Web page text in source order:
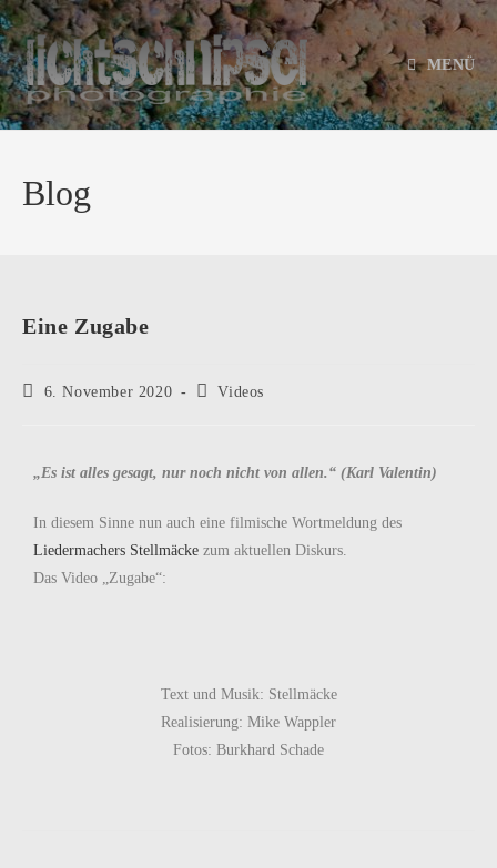
MENÜ
Blog
Eine Zugabe
6. November 2020 Videos
„Es ist alles gesagt, nur noch nicht von allen.“ (Karl Valentin)
In diesem Sinne nun auch eine filmische Wortmeldung des
Liedermachers Stellmäcke zum aktuellen Diskurs.
Das Video „Zugabe“:
Text und Musik: Stellmäcke
Realisierung: Mike Wappler
Fotos: Burkhard Schade